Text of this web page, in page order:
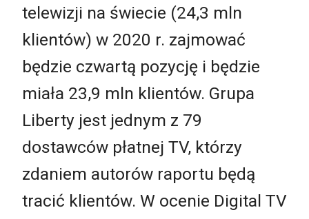
telewizji na świecie (24,3 mln
klientów) w 2020 r. zajmować
będzie czwartą pozycję i będzie
miała 23,9 mln klientów. Grupa
Liberty jest jednym z 79
dostawców płatnej TV, którzy
zdaniem autorów raportu będą
tracić klientów. W ocenie Digital TV